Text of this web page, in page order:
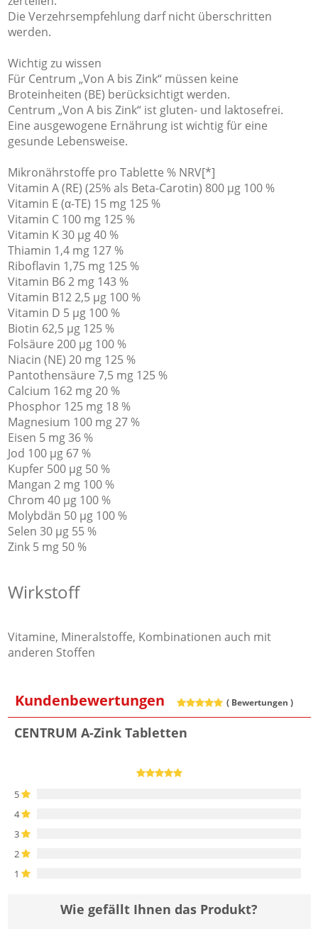
Die Verzehrsempfehlung darf nicht überschritten
werden.
Wichtig zu wissen
Für Centrum „Von A bis Zink“ müssen keine
Broteinheiten (BE) berücksichtigt werden.
Centrum „Von A bis Zink“ ist gluten- und laktosefrei.
Eine ausgewogene Ernährung ist wichtig für eine
gesunde Lebensweise.
Mikronährstoffe pro Tablette % NRV[*]
Vitamin A (RE) (25% als Beta-Carotin) 800 µg 100 %
Vitamin E (α-TE) 15 mg 125 %
Vitamin C 100 mg 125 %
Vitamin K 30 µg 40 %
Thiamin 1,4 mg 127 %
Riboflavin 1,75 mg 125 %
Vitamin B6 2 mg 143 %
Vitamin B12 2,5 µg 100 %
Vitamin D 5 µg 100 %
Biotin 62,5 µg 125 %
Folsäure 200 µg 100 %
Niacin (NE) 20 mg 125 %
Pantothensäure 7,5 mg 125 %
Calcium 162 mg 20 %
Phosphor 125 mg 18 %
Magnesium 100 mg 27 %
Eisen 5 mg 36 %
Jod 100 µg 67 %
Kupfer 500 µg 50 %
Mangan 2 mg 100 %
Chrom 40 µg 100 %
Molybdän 50 µg 100 %
Selen 30 µg 55 %
Zink 5 mg 50 %
Wirkstoff
Vitamine, Mineralstoffe, Kombinationen auch mit
anderen Stoffen
Kundenbewertungen ( Bewertungen )
CENTRUM A-Zink Tabletten
5
4
3
2
1
Wie gefällt Ihnen das Produkt?